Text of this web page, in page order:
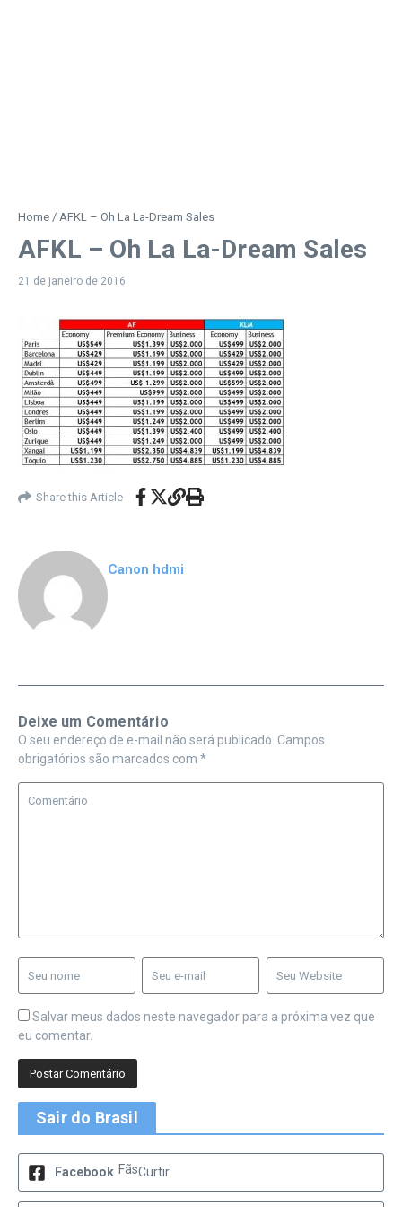
Home / AFKL – Oh La La-Dream Sales
AFKL – Oh La La-Dream Sales
21 de janeiro de 2016
Share this Article
Canon hdmi
Deixe um Comentário
O seu endereço de e-mail não será publicado. Campos
obrigatórios são marcados com *
Salvar meus dados neste navegador para a próxima vez que
eu comentar.
Sair do Brasil
Facebook FãsCurtir